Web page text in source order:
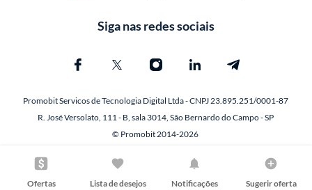
Ofertas Lista de desejos Notificações Sugerir oferta
Siga nas redes sociais
Promobit Servicos de Tecnologia Digital Ltda - CNPJ 23.895.251/0001-87
R. José Versolato, 111 - B, sala 3014, São Bernardo do Campo - SP
© Promobit 2014-2026